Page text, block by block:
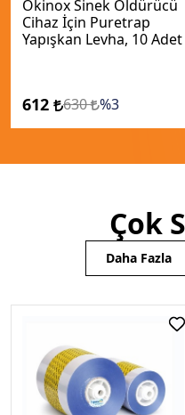
Okinox Sinek Öldürücü
Cihaz İçin Puretrap
Yapışkan Levha, 10 Adet
612 630 %3
Çok
Daha Fazla